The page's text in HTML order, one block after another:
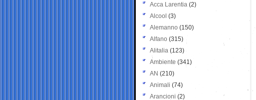
Acca Larentia (2)
Alcool (3)
Alemanno (150)
Alfano (315)
Alitalia (123)
Ambiente (341)
AN (210)
Animali (74)
Arancioni (2)